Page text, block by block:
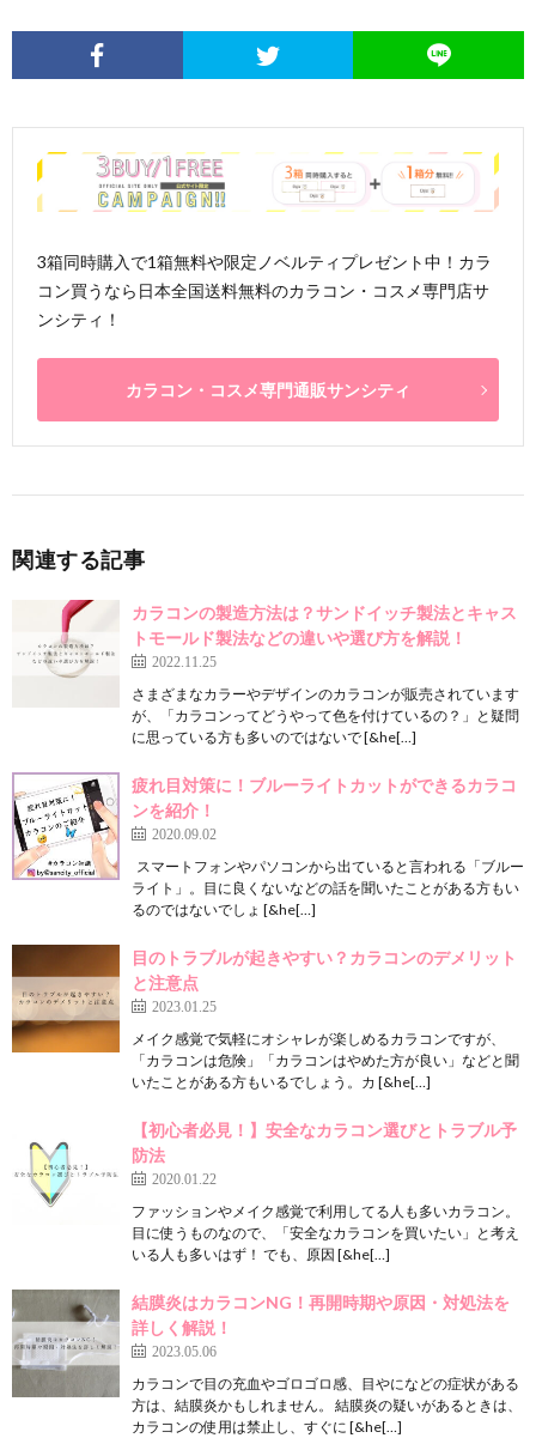
3箱同時購入で1箱無料や限定ノベルティプレゼント中！カラ
コン買うなら日本全国送料無料のカラコン・コスメ専門店サ
ンシティ！
カラコン・コスメ専門通販サンシティ
関連する記事
カラコンの製造方法は？サンドイッチ製法とキャス
トモールド製法などの違いや選び方を解説！
2022.11.25
さまざまなカラーやデザインのカラコンが販売されています
が、「カラコンってどうやって色を付けているの？」と疑問
に思っている方も多いのではないで [&he[…]
疲れ目対策に！ブルーライトカットができるカラコ
ンを紹介！
2020.09.02
スマートフォンやパソコンから出ていると言われる「ブルー
ライト」。目に良くないなどの話を聞いたことがある方もい
るのではないでしょ [&he[…]
目のトラブルが起きやすい？カラコンのデメリット
と注意点
2023.01.25
メイク感覚で気軽にオシャレが楽しめるカラコンですが、
「カラコンは危険」「カラコンはやめた方が良い」などと聞
いたことがある方もいるでしょう。カ [&he[…]
【初心者必見！】安全なカラコン選びとトラブル予
防法
2020.01.22
ファッションやメイク感覚で利用してる人も多いカラコン。
目に使うものなので、「安全なカラコンを買いたい」と考え
いる人も多いはず！ でも、原因 [&he[…]
結膜炎はカラコンNG！再開時期や原因・対処法を
詳しく解説！
2023.05.06
カラコンで目の充血やゴロゴロ感、目やになどの症状がある
方は、結膜炎かもしれません。 結膜炎の疑いがあるときは、
カラコンの使用は禁止し、すぐに [&he[…]